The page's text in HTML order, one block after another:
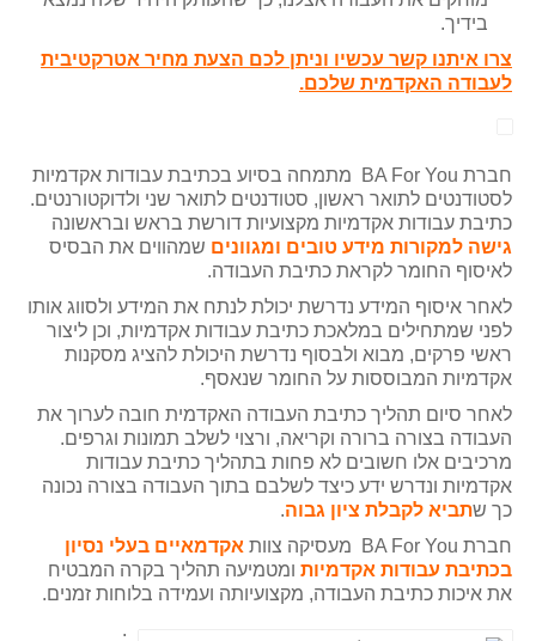
בידיך.
צרו איתנו קשר עכשיו וניתן לכם הצעת מחיר אטרקטיבית
לעבודה האקדמית שלכם.
חברת BA For You מתמחה בסיוע בכתיבת עבודות אקדמיות
לסטודנטים לתואר ראשון, סטודנטים לתואר שני ולדוקטורנטים.
כתיבת עבודות אקדמיות מקצועיות דורשת בראש ובראשונה
גישה למקורות מידע טובים ומגוונים שמהווים את הבסיס
לאיסוף החומר לקראת כתיבת העבודה.
לאחר איסוף המידע נדרשת יכולת לנתח את המידע ולסווג אותו
לפני שמתחילים במלאכת כתיבת עבודות אקדמיות, וכן ליצור
ראשי פרקים, מבוא ולבסוף נדרשת היכולת להציג מסקנות
אקדמיות המבוססות על החומר שנאסף.
לאחר סיום תהליך כתיבת העבודה האקדמית חובה לערוך את
העבודה בצורה ברורה וקריאה, ורצוי לשלב תמונות וגרפים.
מרכיבים אלו חשובים לא פחות בתהליך כתיבת עבודות
אקדמיות ונדרש ידע כיצד לשלבם בתוך העבודה בצורה נכונה
כך שתביא לקבלת ציון גבוה.
חברת BA For You מעסיקה צוות
אקדמאיים בעלי נסיון
בכתיבת עבודות אקדמיות ומטמיעה תהליך בקרה המבטיח
את איכות כתיבת העבודה, מקצועיותה ועמידה בלוחות זמנים.
.